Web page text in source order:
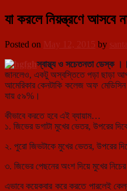
যা করলে নিয়ন্ত্রণে আসবে
Posted on May 12, 2015 by
স্বাস্থ্য ও সচেতনতা ডেস্ক ।।
জানলেও, একটু অস্বস্তিতে পড়া ছাড়া
আমেরিকার কেনটাকি কলেজঅফ মেডিসিন
যায় ৫৯%।
কীভাবে করতে হবে এই ব্যায়াম…
১. জিভের ডগাটা মুখের ভেতর, উপরের
২. পুরো জিভটাকে মুখের ভেতর, উপরের
৩. জিভের পেছনের অংশ দিয়ে মুখের
এভাবে কয়েকবার করে করতে পারলেই